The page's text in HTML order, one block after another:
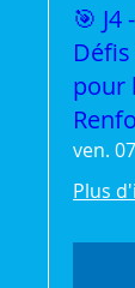
🎯
pour
ven.
Plus